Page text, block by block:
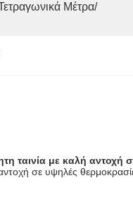
Μέτρα/
ταινία με καλή αντοχή
σε υψηλές